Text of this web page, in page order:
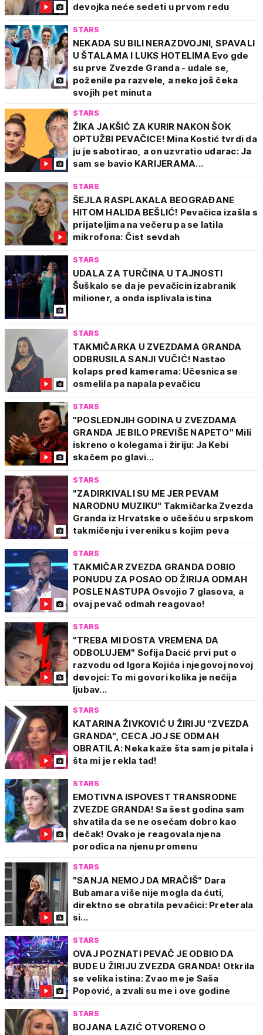
devojka neće sedeti u prvom redu
STARS
NEKADA SU BILI NERAZDVOJNI, SPAVALI
U ŠTALAMA I LUKS HOTELIMA Evo gde
su prve Zvezde Granda - udale se,
poženile pa razvele, a neko još čeka
svojih pet minuta
STARS
ŽIKA JAKŠIĆ ZA KURIR NAKON ŠOK
OPTUŽBI PEVAČICE! Mina Kostić tvrdi da
ju je sabotirao, a on uzvratio udarac: Ja
sam se bavio KARIJERAMA...
STARS
ŠEJLA RASPLAKALA BEOGRAĐANE
HITOM HALIDA BEŠLIĆ! Pevačica izašla s
prijateljima na večeru pa se latila
mikrofona: Čist sevdah
STARS
UDALA ZA TURČINA U TAJNOSTI
Šuškalo se da je pevačicin izabranik
milioner, a onda isplivala istina
STARS
TAKMIČARKA U ZVEZDAMA GRANDA
ODBRUSILA SANJI VUČIĆ! Nastao
kolaps pred kamerama: Učesnica se
osmelila pa napala pevačicu
STARS
"POSLEDNJIH GODINA U ZVEZDAMA
GRANDA JE BILO PREVIŠE NAPETO" Mili
iskreno o kolegama i žiriju: Ja Kebi
skačem po glavi...
STARS
"ZADIRKIVALI SU ME JER PEVAM
NARODNU MUZIKU" Takmičarka Zvezda
Granda iz Hrvatske o učešću u srpskom
takmičenju i vereniku s kojim peva
STARS
TAKMIČAR ZVEZDA GRANDA DOBIO
PONUDU ZA POSAO OD ŽIRIJA ODMAH
POSLE NASTUPA Osvojio 7 glasova, a
ovaj pevač odmah reagovao!
STARS
"TREBA MI DOSTA VREMENA DA
ODBOLUJEM" Sofija Dacić prvi put o
razvodu od Igora Kojića i njegovoj novoj
devojci: To mi govori kolika je nečija
ljubav...
STARS
KATARINA ŽIVKOVIĆ U ŽIRIJU "ZVEZDA
GRANDA", CECA JOJ SE ODMAH
OBRATILA: Neka kaže šta sam je pitala i
šta mi je rekla tad!
STARS
EMOTIVNA ISPOVEST TRANSRODNE
ZVEZDE GRANDA! Sa šest godina sam
shvatila da se ne osećam dobro kao
dečak! Ovako je reagovala njena
porodica na njenu promenu
STARS
"SANJA NEMOJ DA MRAČIŠ" Dara
Bubamara više nije mogla da ćuti,
direktno se obratila pevačici: Preterala
si...
STARS
OVAJ POZNATI PEVAČ JE ODBIO DA
BUDE U ŽIRIJU ZVEZDA GRANDA! Otkrila
se velika istina: Zvao me je Saša
Popović, a zvali su me i ove godine
STARS
BOJANA LAZIĆ OTVORENO O